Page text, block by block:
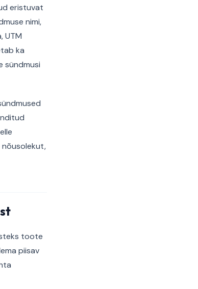
eristuvat
nimi,
UTM
ka
sündmusi
nõusolekut,
toote
piisav